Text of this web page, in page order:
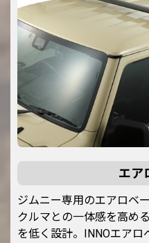
エア
ジムニー専用のエアロベー
クルマとの一体感を高め
を低く設計。INNOエアロ